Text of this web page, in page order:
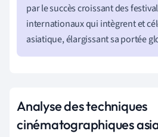
par le succès croissant des
internationaux qui intègrent et
asiatique, élargissant sa portée
Analyse des techniques
cinématographiques